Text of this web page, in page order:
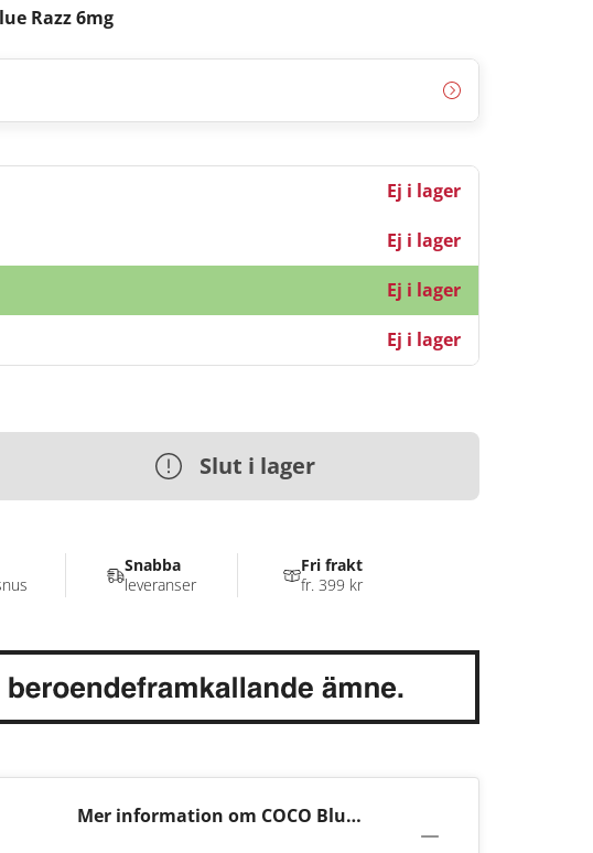
Razz 6mg
Ej i lager
Ej i lager
Ej i lager
Ej i lager
Slut i lager
Mer information om COCO Blue
Snabba
leveranser
Fri frakt
fr. 399 kr